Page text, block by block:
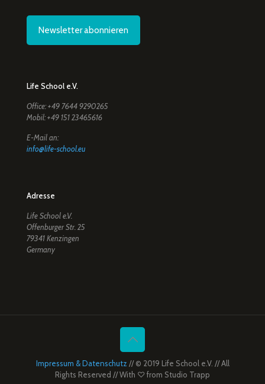
Newsletter abonnieren
Life School e.V.
Office: +49 7644 9290265
Mobil: +49 151 23465616
E-Mail an:
info@life-school.eu
Adresse
Life School e.V.
Offenburger Str. 25
79341 Kenzingen
Germany
Impressum & Datenschutz // © 2019 Life School e.V. // All
Rights Reserved // With ♡ from Studio Trapp